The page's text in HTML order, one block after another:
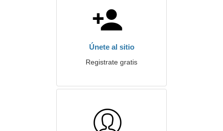
Únete al sitio
Registrate gratis